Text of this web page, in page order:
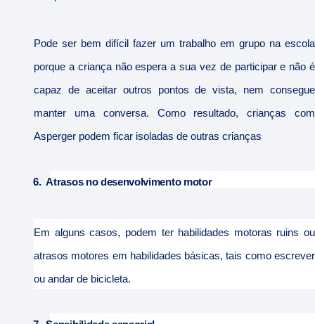
Pode ser bem difícil fazer um trabalho em grupo na escola
porque a criança não espera a sua vez de participar e não é
capaz de aceitar outros pontos de vista, nem consegue
manter uma conversa. Como resultado, crianças com
Asperger podem ficar isoladas de outras crianças
6. Atrasos no desenvolvimento motor
Em alguns casos, podem ter habilidades motoras ruins ou
atrasos motores em habilidades básicas, tais como escrever
ou andar de bicicleta.